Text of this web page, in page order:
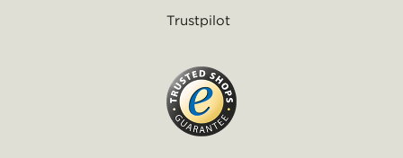
Trustpilot